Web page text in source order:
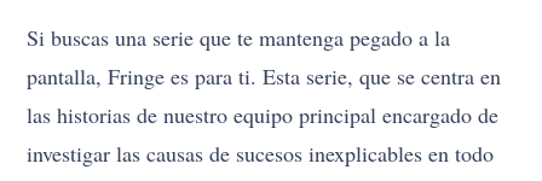
Si buscas una serie que te mantenga pegado a la
pantalla, Fringe es para ti. Esta serie, que se centra en
las historias de nuestro equipo principal encargado de
investigar las causas de sucesos inexplicables en todo